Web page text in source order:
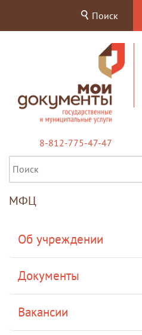
Поиск
8-812-775-47-47
МФЦ
Об учреждении
Документы
Вакансии